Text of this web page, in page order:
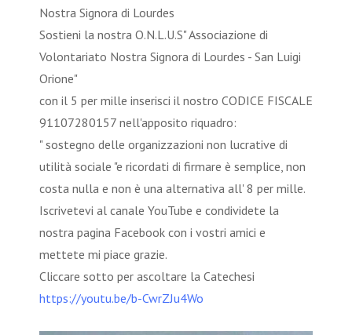
Nostra Signora di Lourdes
Sostieni la nostra O.N.L.U.S" Associazione di
Volontariato Nostra Signora di Lourdes - San Luigi
Orione"
con il 5 per mille inserisci il nostro CODICE FISCALE
91107280157 nell'apposito riquadro:
" sostegno delle organizzazioni non lucrative di
utilità sociale "e ricordati di firmare è semplice, non
costa nulla e non è una alternativa all' 8 per mille.
Iscrivetevi al canale YouTube e condividete la
nostra pagina Facebook con i vostri amici e
mettete mi piace grazie.
Cliccare sotto per ascoltare la Catechesi
https://youtu.be/b-CwrZJu4Wo